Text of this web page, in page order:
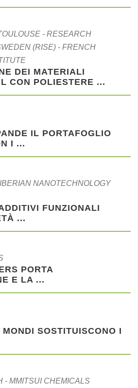
- RESEARCH
(RISE) - FRENCH
DEI MATERIALI
CON POLIESTERE ...
IL PORTAFOGLIO
I ...
NANOTECHNOLOGY
FUNZIONALI
...
PORTA
E LA ...
SOSTITUISCONO I
- MMITSUI CHEMICALS